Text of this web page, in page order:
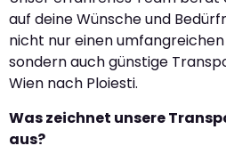
auf deine Wünsche und
nicht nur einen umfangreichen
sondern auch günstige
Wien nach Ploiesti.
Was zeichnet unsere
aus?